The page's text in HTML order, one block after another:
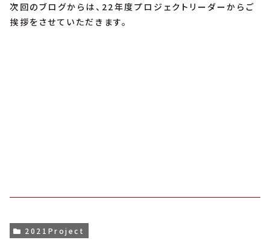
次回のブログからは、22年度プロジェクトリーダーからご
挨拶をさせていただきます。
2021Project